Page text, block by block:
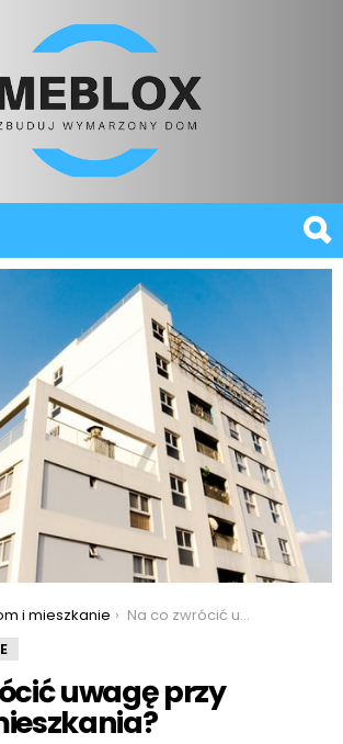
i mieszkanie
Na co zwrócić uwagę przy zakupie mieszkania?
uwagę przy